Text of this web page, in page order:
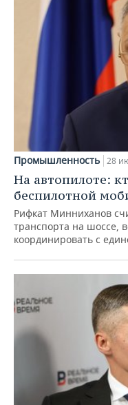
Промышленность 28
На автопилоте:
беспилотной
Рифкат Минниханов
транспорта на шоссе,
координировать с